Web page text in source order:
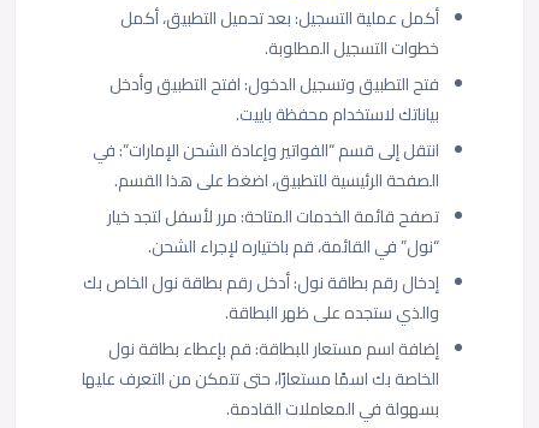
أكمل عملية التسجيل: بعد تحميل التطبيق، أكمل
خطوات التسجيل المطلوبة.
فتح التطبيق وتسجيل الدخول: افتح التطبيق وأدخل
بياناتك لاستخدام محفظة باييت.
انتقل إلى قسم “الفواتير وإعادة الشحن الإمارات”: في
الصفحة الرئيسية للتطبيق، اضغط على هذا القسم.
تصفح قائمة الخدمات المتاحة: مرر لأسفل لتجد خيار
“نول” في القائمة، قم باختياره لإجراء الشحن.
إدخال رقم بطاقة نول: أدخل رقم بطاقة نول الخاص بك
والذي ستجده على ظهر البطاقة.
إضافة اسم مستعار للبطاقة: قم بإعطاء بطاقة نول
الخاصة بك اسمًا مستعارًا، حتى تتمكن من التعرف عليها
بسهولة في المعاملات القادمة.